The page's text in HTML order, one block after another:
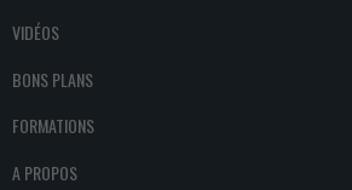
VIDÉOS
BONS PLANS
FORMATIONS
A PROPOS